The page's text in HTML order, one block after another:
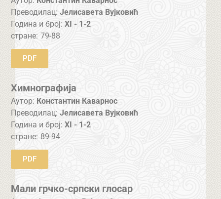
Преводилац: Јелисавета Вујковић
Година и број:XI - 1-2
стране: 79-88
PDF
Химнографија
Аутор: Константин Каварнос
Преводилац: Јелисавета Вујковић
Година и број:XI - 1-2
стране: 89-94
PDF
Мали грчко-српски глосар